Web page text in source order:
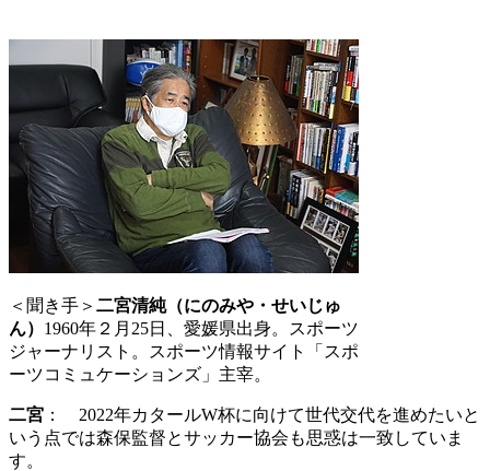
＜聞き手＞ 二宮清純（にのみや・せいじゅ
ん） 1960年２月25日、愛媛県出身。スポーツ
ジャーナリスト。スポーツ情報サイト「スポ
ーツコミュケーションズ」主宰。
二宮 ： 2022年カタールW杯に向けて世代交代を進めたいと
いう点では森保監督とサッカー協会も思惑は一致していま
す。